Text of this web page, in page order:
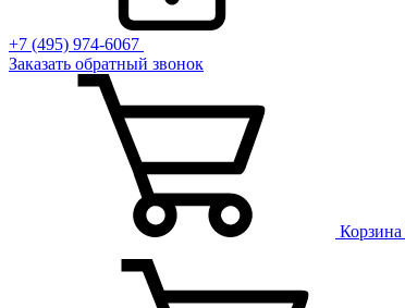
+7 (495) 974-6067
Заказать обратный звонок
Корзина